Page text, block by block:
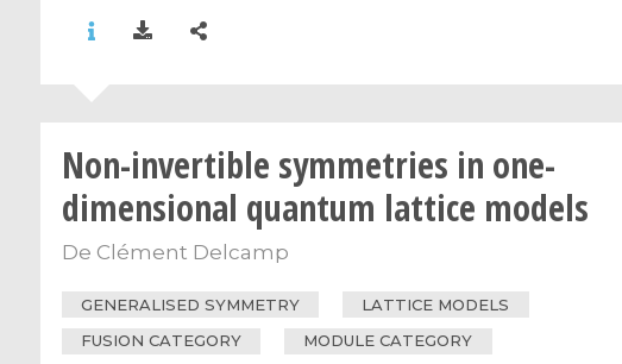
Non-invertible symmetries in one-
dimensional quantum lattice models
De Clément Delcamp
GENERALISED SYMMETRY
LATTICE MODELS
FUSION CATEGORY
MODULE CATEGORY